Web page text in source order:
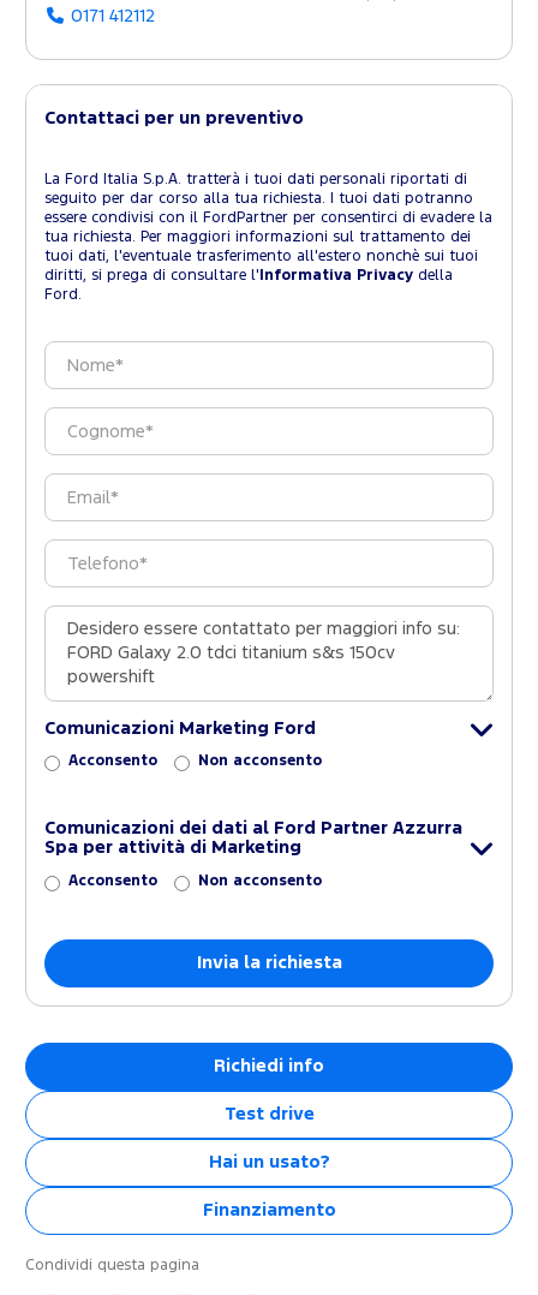
0171 412112
Contattaci per un preventivo
La Ford Italia S.p.A. tratterà i tuoi dati personali riportati di
seguito per dar corso alla tua richiesta. I tuoi dati potranno
essere condivisi con il FordPartner per consentirci di evadere la
tua richiesta. Per maggiori informazioni sul trattamento dei
tuoi dati, l'eventuale trasferimento all'estero nonchè sui tuoi
diritti, si prega di consultare l' Informativa Privacy della
Ford.
Comunicazioni Marketing Ford
Acconsento Non acconsento
Comunicazioni dei dati al Ford Partner Azzurra
Spa per attività di Marketing
Acconsento Non acconsento
Richiedi info
Test drive
Hai un usato?
Finanziamento
Condividi questa pagina